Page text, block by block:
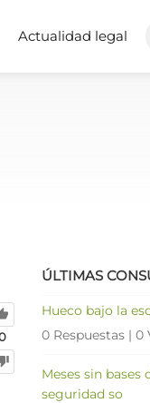
Actualidad legal
ÚLTIMAS
Hueco bajo la
0 Respuestas | 0
Meses sin
seguridad so